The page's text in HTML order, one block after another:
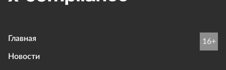
Главная
Новости
16+